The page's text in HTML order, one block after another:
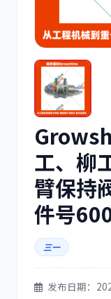
洋马
神钢
工、柳
臂保持
件号
三一
发布日期：